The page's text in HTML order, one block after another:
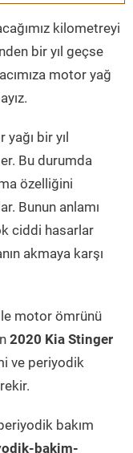
kilometreyi
bir yıl geçse
motor yağ
bir yıl
Bu durumda
özelliğini
Bunun anlamı
ciddi hasarlar
akmaya karşı
motor ömrünü
2020 Kia Stinger
ve periyodik
periyodik bakım
bakim-